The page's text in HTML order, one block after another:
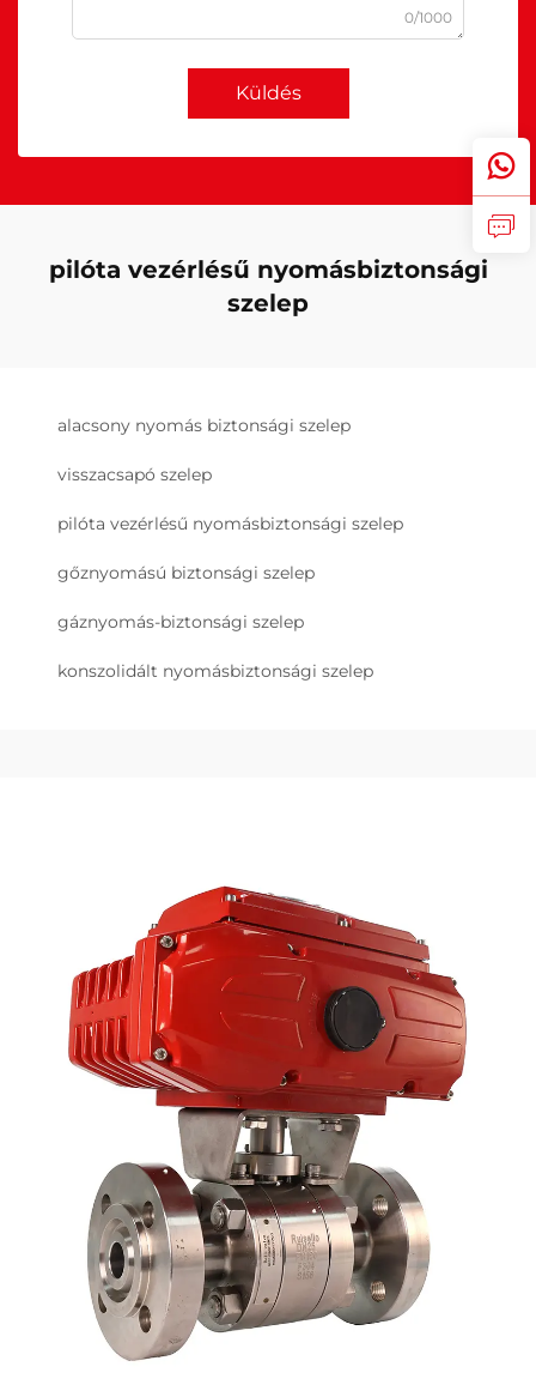
0/1000
Küldés
pilóta vezérlésű nyomásbiztonsági
szelep
alacsony nyomás biztonsági szelep
visszacsapó szelep
pilóta vezérlésű nyomásbiztonsági szelep
gőznyomású biztonsági szelep
gáznyomás-biztonsági szelep
konszolidált nyomásbiztonsági szelep